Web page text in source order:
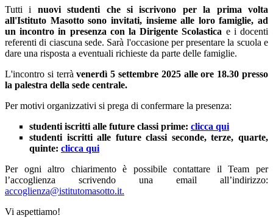
Tutti i nuovi studenti che si iscrivono per la prima volta
all'Istituto Masotto sono invitati, insieme alle loro famiglie, ad
un incontro in presenza con la Dirigente Scolastica e i docenti
referenti di ciascuna sede. Sarà l'occasione per presentare la scuola e
dare una risposta a eventuali richieste da parte delle famiglie.
L'incontro si terràvenerdì 5 settembre 2025 alle ore 18.30 presso
la palestra della sede centrale.
Per motivi organizzativi si prega di confermare la presenza:
studenti iscritti alle future classi prime: clicca qui
studenti iscritti alle future classi seconde, terze, quarte,
quinte: clicca qui
Per ogni altro chiarimento è possibile contattare il Team per
l’accoglienza scrivendo una email all’indirizzo:
accoglienza@istitutomasotto.it.
Vi aspettiamo!